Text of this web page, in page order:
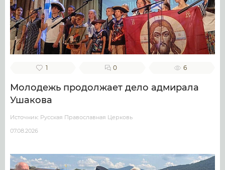
1 0 6
Молодежь продолжает дело адмирала
Ушакова
Источник: Русская Православная Церковь
07.08.2026